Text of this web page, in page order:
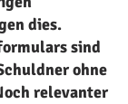
dies.
sind
ohne
relevanter